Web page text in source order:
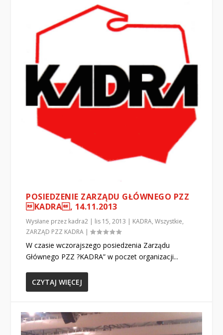
POSIEDZENIE ZARZĄDU GŁÓWNEGO PZZ
KADRA, 14.11.2013
Wysłane przez kadra2 | lis 15, 2013 | KADRA,Wszystkie,
ZARZĄD PZZ KADRA |
W czasie wczorajszego posiedzenia Zarządu
Głównego PZZ ?KADRA” w poczet organizacji...
CZYTAJ WIĘCEJ